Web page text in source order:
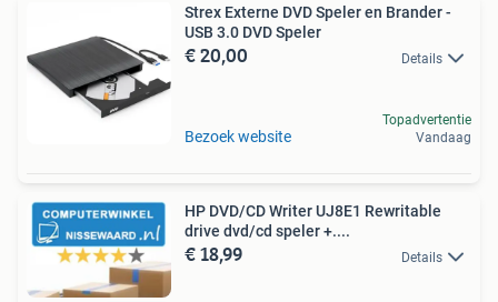
Strex Externe DVD Speler en Brander -
USB 3.0 DVD Speler
€ 20,00 Details
Bezoek website
Topadvertentie
Vandaag
HP DVD/CD Writer UJ8E1 Rewritable
drive dvd/cd speler +....
€ 18,99 Details